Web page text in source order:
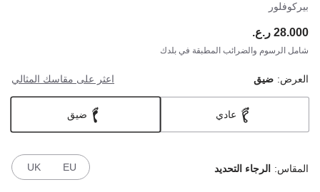
بيركوفلور
28.000 ر.ع.
شامل الرسوم والضرائب المطبقة في بلدك
العرض: ضيق اعثر على مقاسك المثالي
عادي ضيق
المقاس: الرجاء التحديد EU
UK